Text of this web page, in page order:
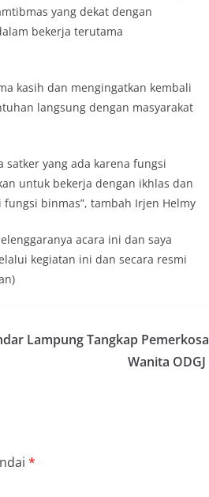
yang dekat dengan
bekerja terutama
kasih dan mengingatkan kembali
langsung dengan masyarakat
satker yang ada karena fungsi
untuk bekerja dengan ikhlas dan
binmas”, tambah Irjen Helmy
acara ini dan saya
kegiatan ini dan secara resmi
Lampung Tangkap Pemerkosa
Wanita ODGJ
*